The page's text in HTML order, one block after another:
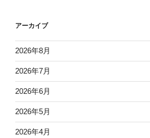
アーカイブ
2026年8月
2026年7月
2026年6月
2026年5月
2026年4月